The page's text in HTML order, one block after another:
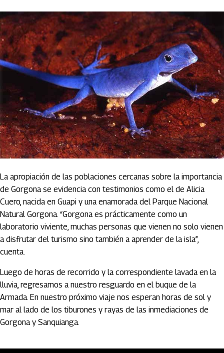
La apropiación de las poblaciones cercanas sobre la importancia
de Gorgona se evidencia con testimonios como el de Alicia
Cuero, nacida en Guapi y una enamorada del Parque Nacional
Natural Gorgona. “Gorgona es prácticamente como un
laboratorio viviente, muchas personas que vienen no solo vienen
a disfrutar del turismo sino también a aprender de la isla”,
cuenta.
Luego de horas de recorrido y la correspondiente lavada en la
lluvia, regresamos a nuestro resguardo en el buque de la
Armada. En nuestro próximo viaje nos esperan horas de sol y
mar al lado de los tiburones y rayas de las inmediaciones de
Gorgona y Sanquianga.